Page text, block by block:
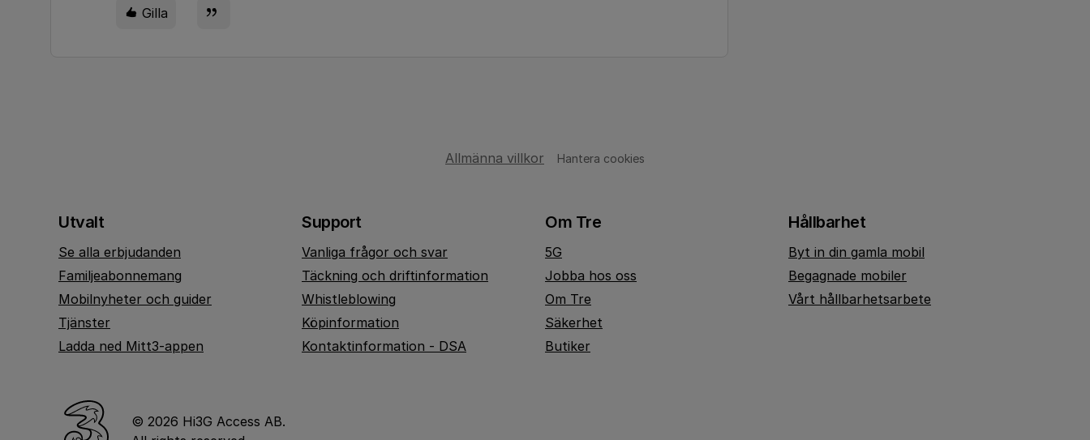
Gilla
Allmänna villkor Hantera cookies
Utvalt
Se alla erbjudanden
Familjeabonnemang
Mobilnyheter och guider
Tjänster
Ladda ned Mitt3-appen
Support
Vanliga frågor och svar
Täckning och driftinformation
Whistleblowing
Köpinformation
Kontaktinformation - DSA
Om Tre
5G
Jobba hos oss
Om Tre
Säkerhet
Butiker
Hållbarhet
Byt in din gamla mobil
Begagnade mobiler
Vårt hållbarhetsarbete
© 2026 Hi3G Access AB.